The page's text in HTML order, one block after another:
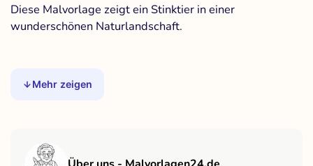
Diese Malvorlage zeigt ein Stinktier in einer
wunderschönen Naturlandschaft.
Mehr zeigen